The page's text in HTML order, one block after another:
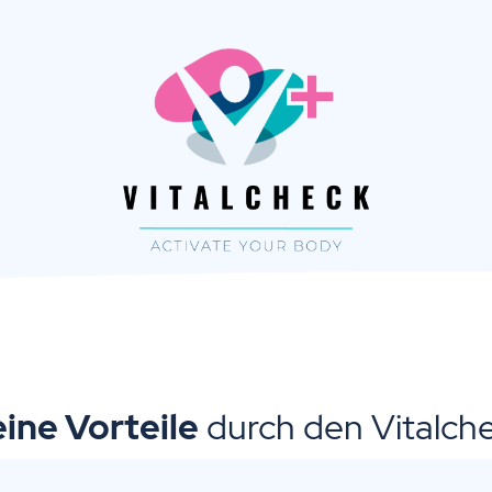
Vorteile durch den